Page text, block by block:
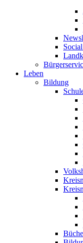
Leben
Bildung